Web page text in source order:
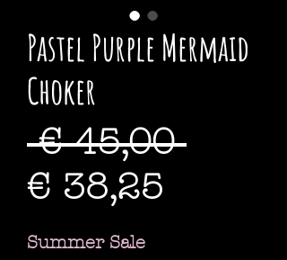
Pastel Purple Mermaid
Choker
€ 45,00
€ 38,25
Summer Sale